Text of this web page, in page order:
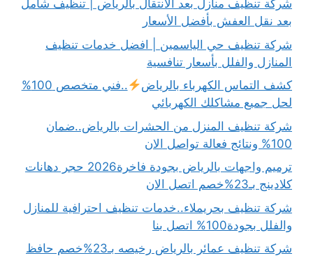
شركة تنظيف منازل بعد الانتقال بالرياض | تنظيف شامل
بعد نقل العفش بأفضل الأسعار
شركة تنظيف حي الياسمين | افضل خدمات تنظيف
المنازل والفلل بأسعار تنافسية
كشف التماس الكهرباء بالرياض
..فني متخصص 100%
لحل جميع مشاكلك الكهربائي
شركة تنظيف المنزل من الحشرات بالرياض..ضمان
100% ونتائج فعالة تواصل الان
ترميم واجهات بالرياض بجودة فاخرة2026 حجر دهانات
كلادينج بـ23%خصم اتصل الان
شركة تنظيف بحريملاء..خدمات تنظيف احترافية للمنازل
والفلل بجودة100% اتصل بنا
شركة تنظيف عمائر بالرياض رخيصه بـ23%خصم حافظ